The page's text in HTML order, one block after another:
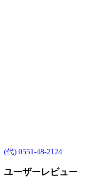
(代) 0551-48-2124
ユーザーレビュー